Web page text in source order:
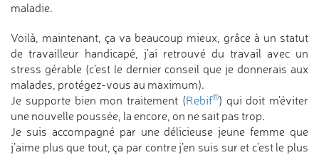
maladie.
Voilà, maintenant, ça va beaucoup mieux, grâce à un statut
de travailleur handicapé, j’ai retrouvé du travail avec un
stress gérable (c’est le dernier conseil que je donnerais aux
malades, protégez-vous au maximum).
Je supporte bien mon traitement (Rebif®) qui doit m’éviter
une nouvelle poussée, la encore, on ne sait pas trop.
Je suis accompagné par une délicieuse jeune femme que
j’aime plus que tout, ça par contre j’en suis sur et c’est le plus